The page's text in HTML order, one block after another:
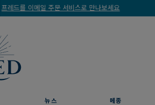
나보세요
뉴스 메종